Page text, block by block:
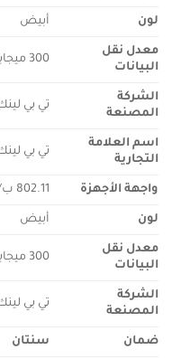
لون أبيض
معدل نقل
البيانات
300 ميجابت في الثانية
الشركة
المصنعة
تي بي
اسم العلامة
التجارية
تي بي
واجهة الأجهزة 802.11 ب/ج/ن
لون أبيض
معدل نقل
البيانات
300 ميجابت في الثانية
الشركة
المصنعة
تي بي
ضمان سنتان